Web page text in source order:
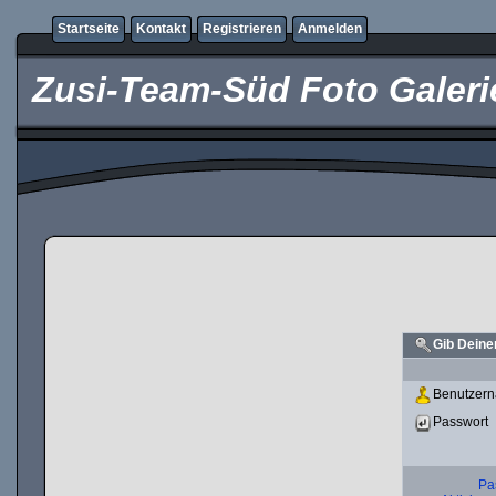
Startseite Kontakt Registrieren Anmelden
Zusi-Team-Süd Foto
Gib
Passwort